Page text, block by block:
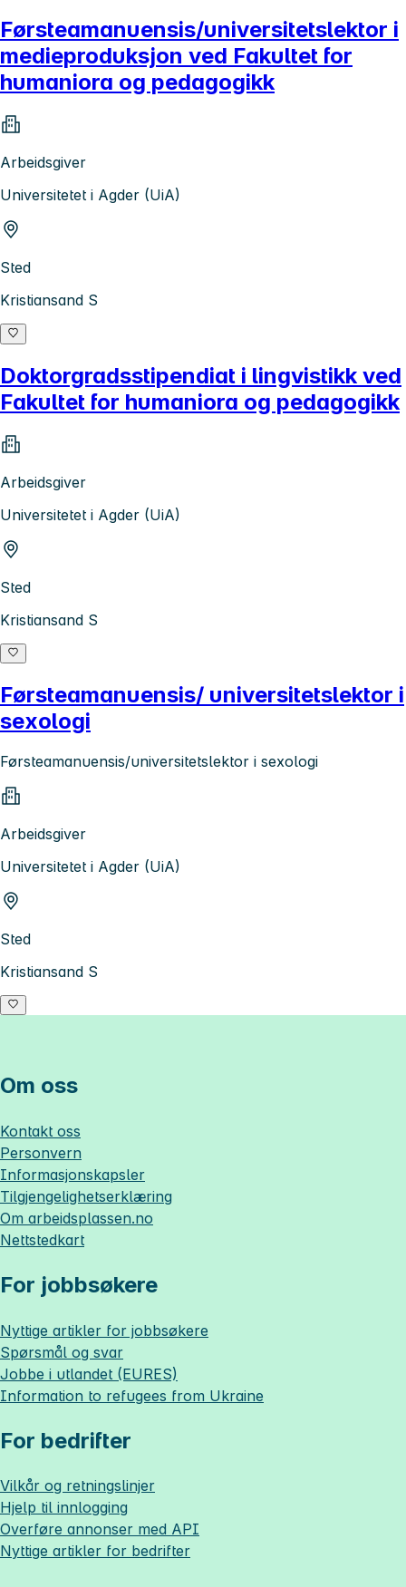
Førsteamanuensis/universitetslektor i
medieproduksjon ved Fakultet for
humaniora og pedagogikk
Arbeidsgiver
Universitetet i Agder (UiA)
Sted
Kristiansand S
Doktorgradsstipendiat i lingvistikk ved
Fakultet for humaniora og pedagogikk
Arbeidsgiver
Universitetet i Agder (UiA)
Sted
Kristiansand S
Førsteamanuensis/ universitetslektor i
sexologi
Førsteamanuensis/universitetslektor i sexologi
Arbeidsgiver
Universitetet i Agder (UiA)
Sted
Kristiansand S
Om oss
Kontakt oss
Personvern
Informasjonskapsler
Tilgjengelighetserklæring
Om arbeidsplassen.no
Nettstedkart
For jobbsøkere
Nyttige artikler for jobbsøkere
Spørsmål og svar
Jobbe i utlandet (EURES)
Information to refugees from Ukraine
For bedrifter
Vilkår og retningslinjer
Hjelp til innlogging
Overføre annonser med API
Nyttige artikler for bedrifter